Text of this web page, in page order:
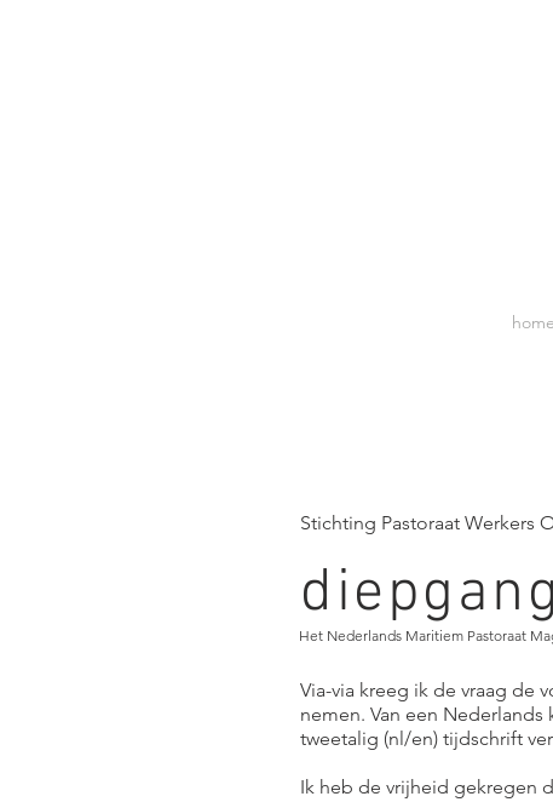
home
Stichting Pastoraat Werkers
Het Nederlands Maritiem Pastoraat
Via-via kreeg ik de vraag de
nemen. Van een Nederlands
tweetalig (nl/en) tijdschrift
Ik heb de vrijheid gekregen